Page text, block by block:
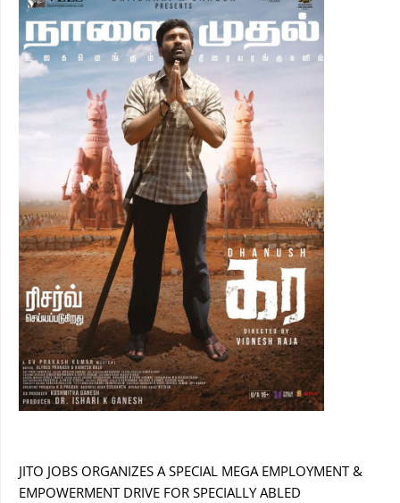
JITO JOBS ORGANIZES A SPECIAL MEGA EMPLOYMENT &
EMPOWERMENT DRIVE FOR SPECIALLY ABLED